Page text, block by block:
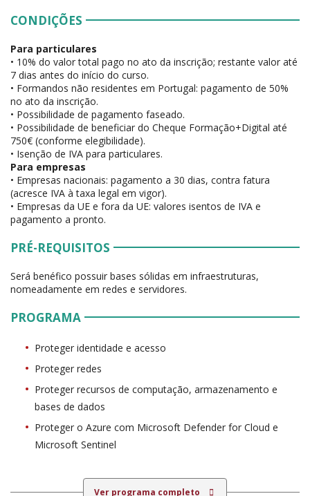
CONDIÇÕES
Para particulares
• 10% do valor total pago no ato da inscrição; restante valor até
7 dias antes do início do curso.
• Formandos não residentes em Portugal: pagamento de 50%
no ato da inscrição.
• Possibilidade de pagamento faseado.
• Possibilidade de beneficiar do Cheque Formação+Digital até
750€ (conforme elegibilidade).
• Isenção de IVA para particulares.
Para empresas
• Empresas nacionais: pagamento a 30 dias, contra fatura
(acresce IVA à taxa legal em vigor).
• Empresas da UE e fora da UE: valores isentos de IVA e
pagamento a pronto.
PRÉ-REQUISITOS
Será benéfico possuir bases sólidas em infraestruturas,
nomeadamente em redes e servidores.
PROGRAMA
Proteger identidade e acesso
Proteger redes
Proteger recursos de computação, armazenamento e
bases de dados
Proteger o Azure com Microsoft Defender for Cloud e
Microsoft Sentinel
Ver programa completo